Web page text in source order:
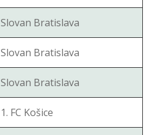
Slovan Bratislava
Slovan Bratislava
Slovan Bratislava
1. FC Košice